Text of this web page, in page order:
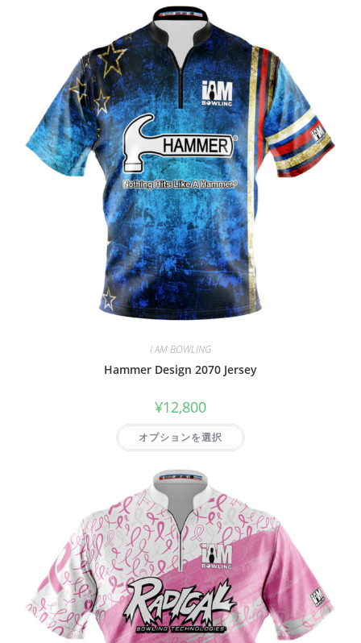
I AM BOWLING
Hammer Design 2070 Jersey
¥12,800
オプションを選択